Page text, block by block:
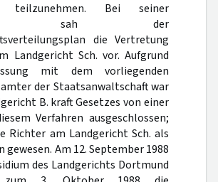
Bei seiner
sah der
die Vertretung
Landgericht Sch. vor. Aufgrund
mit dem vorliegenden
der Staatsanwaltschaft war
B. kraft Gesetzes von einer
Verfahren ausgeschlossen;
Richter am Landgericht Sch. als
Am 12. September 1988
des Landgerichts Dortmund